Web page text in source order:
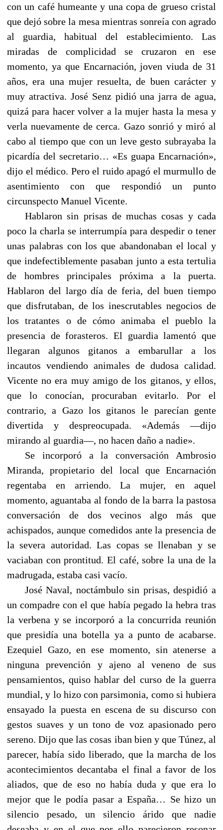
con un café humeante y una copa de grueso cristal
que dejó sobre la mesa mientras sonreía con agrado
al guardia, habitual del establecimiento. Las
miradas de complicidad se cruzaron en ese
momento, ya que Encarnación, joven viuda de 31
años, era una mujer resuelta, de buen carácter y
muy atractiva. José Senz pidió una jarra de agua,
quizá para hacer volver a la mujer hasta la mesa y
verla nuevamente de cerca. Gazo sonrió y miró al
cabo al tiempo que con un leve gesto subrayaba la
picardía del secretario… «Es guapa Encarnación»,
dijo el médico. Pero el ruido apagó el murmullo de
asentimiento con que respondió un punto
circunspecto Manuel Vicente.
Hablaron sin prisas de muchas cosas y cada
poco la charla se interrumpía para despedir o tener
unas palabras con los que abandonaban el local y
que indefectiblemente pasaban junto a esta tertulia
de hombres principales próxima a la puerta.
Hablaron del largo día de feria, del buen tiempo
que disfrutaban, de los inescrutables negocios de
los tratantes o de cómo animaba el pueblo la
presencia de forasteros. El guardia lamentó que
llegaran algunos gitanos a embarullar a los
incautos vendiendo animales de dudosa calidad.
Vicente no era muy amigo de los gitanos, y ellos,
que lo conocían, procuraban evitarlo. Por el
contrario, a Gazo los gitanos le parecían gente
divertida y despreocupada. «Además —dijo
mirando al guardia—, no hacen daño a nadie».
Se incorporó a la conversación Ambrosio
Miranda, propietario del local que Encarnación
regentaba en arriendo. La mujer, en aquel
momento, aguantaba al fondo de la barra la pastosa
conversación de dos vecinos algo más que
achispados, aunque comedidos ante la presencia de
la severa autoridad. Las copas se llenaban y se
vaciaban con prontitud. El café, sobre la una de la
madrugada, estaba casi vacío.
José Naval, noctámbulo sin prisas, despidió a
un compadre con el que había pegado la hebra tras
la verbena y se incorporó a la concurrida reunión
que presidía una botella ya a punto de acabarse.
Ezequiel Gazo, en ese momento, sin atenerse a
ninguna prevención y ajeno al veneno de sus
pensamientos, quiso hablar del curso de la guerra
mundial, y lo hizo con parsimonia, como si hubiera
ensayado la puesta en escena de su discurso con
gestos suaves y un tono de voz apasionado pero
sereno. Dijo que las cosas iban bien y que Túnez, al
parecer, había sido liberado, que la marcha de los
acontecimientos decantaba el final a favor de los
aliados, que de eso no había duda y que era lo
mejor que le podía pasar a España… Se hizo un
silencio pesado, un silencio árido que nadie